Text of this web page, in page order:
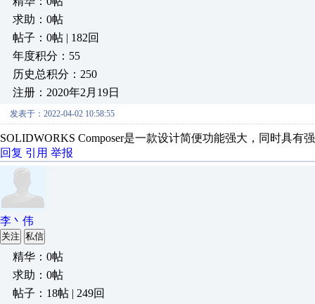
求助：0帖
帖子：0帖 | 182回
年度积分：55
历史总积分：250
注册：2020年2月19日
发表于：2022-04-02 10:58:55
SOLIDWORKS Composer是一款设计简便功能强大，同时具有
回复 引用 举报
李丶伟
关注 私信
精华：0帖
求助：0帖
帖子：18帖 | 249回